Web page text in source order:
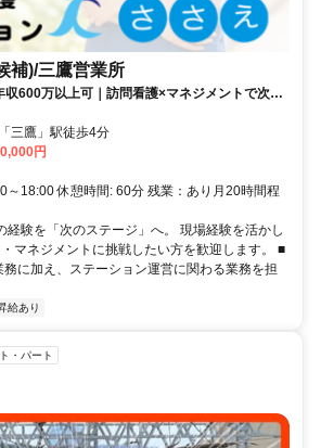
補)/三鷹営業所
600万以上可｜訪問看護×マネジメントで次の
央線「三鷹」駅徒歩4分
円
～18:00 休憩時間: 60分 残業：あり月20時間程
経験を「次のステージ」へ。 現場経験を活かし
マネジメントに挑戦したい方を歓迎します。 ■
に加え、ステーション運営に関わる業務を担
給あり
・パート